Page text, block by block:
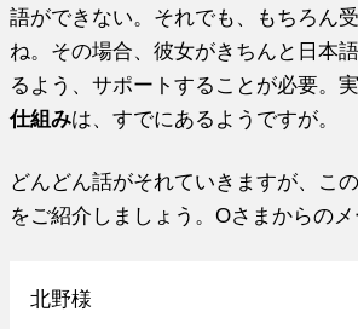
語ができない。それでも、もちろん
ね。その場合、彼女がきちんと日本
るよう、サポートすることが必要。
仕組みは、すでにあるようですが。
どんどん話がそれていきますが、こ
をご紹介しましょう。Oさまからのメ
北野様